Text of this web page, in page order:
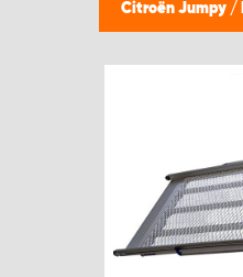
Citroën Jumpy /